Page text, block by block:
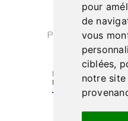
pour
de
vous
ciblées,
notre
Conditions
Politique de